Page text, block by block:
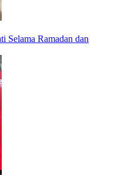
Selama Ramadan dan